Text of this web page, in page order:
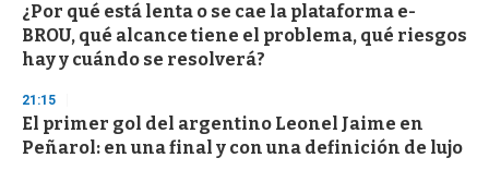
¿Por qué está lenta o se cae la plataforma e-
BROU, qué alcance tiene el problema, qué riesgos
hay y cuándo se resolverá?
21:15
El primer gol del argentino Leonel Jaime en
Peñarol: en una final y con una definición de lujo